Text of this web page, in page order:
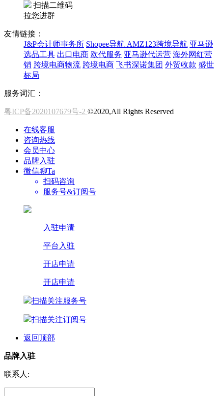
扫描二维码
拉您进群
友情链接：
J&P会计师事务所 Shopee导航 AMZ123跨境导航 亚马逊
选品工具 出口电商 欧代服务 亚马逊代运营 海外网红营
销 跨境电商物流 跨境电商 飞书深诺集团 外贸收款 盛世
标局
服务词汇：
粤ICP备2020107679号-2 ©2020,All Rights Reserved
在线客服
咨询热线
会员中心
品牌入驻
微信聊Ta
扫码咨询
服务号&订阅号
入驻申请
平台入驻
开店申请
开店申请
扫描关注服务号
扫描关注订阅号
返回顶部
品牌入驻
联系人: